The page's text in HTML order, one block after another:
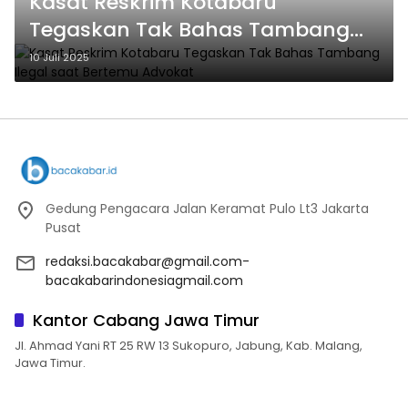
Tegaskan Tak Bahas Tambang
Ilegal saat Bertemu Advokat
10 Juli 2025
Gedung Pengacara Jalan Keramat Pulo Lt3 Jakarta
Pusat
redaksi.bacakabar@gmail.com-
bacakabarindonesiagmail.com
Kantor Cabang Jawa Timur
Jl. Ahmad Yani RT 25 RW 13 Sukopuro, Jabung, Kab. Malang,
Jawa Timur.